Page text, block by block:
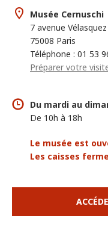
Musée Cernuschi
7 avenue Vélasquez
75008 Paris
Téléphone : 01 53
Préparer votre
Du mardi au
De 10h à 18h
Le musée est
Les caisses